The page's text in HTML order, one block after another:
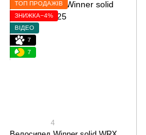
ТОП ПРОДАЖІВ
ЗНИЖКА−4%
ВІДЕО
7
7
4